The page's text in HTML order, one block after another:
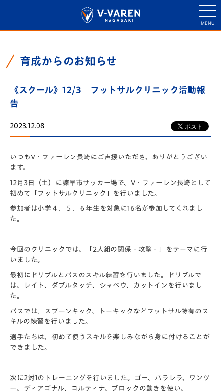
育成からのお知らせ
《スクール》12/3 フットサルクリニック活動報
告
2023.12.08
いつもV・ファーレン長崎にご声援いただき、ありがとうござい
ます。
12月3日（土）に諫早市サッカー場で、V・ファーレン長崎として
初めて「フットサルクリニック」を行いました。
参加者は小学４．５．６年生を対象に16名が参加してくれまし
た。
今回のクリニックでは、「2人組の関係‐攻撃‐」をテーマに行
いました。
最初にドリブルとパスのスキル練習を行いました。ドリブルで
は、レイト、ダブルタッチ、シャペウ、カットインを行いまし
た。
パスでは、スプーンキック、トーキックなどフットサル特有のス
キルの練習を行いました。
選手たちは、初めて使うスキルを楽しみながら身に付けることが
できました。
次に2対1のトレーニングを行いました。ゴー、パラレラ、ワンツ
ー、ディアゴナル、コルティナ、ブロックの動きを使い、